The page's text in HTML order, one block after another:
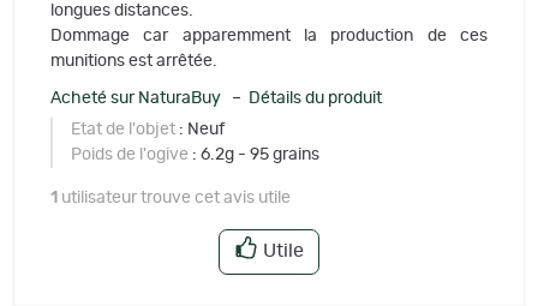
longues distances.
Dommage car apparemment la production de ces
munitions est arrêtée.
Acheté sur NaturaBuy – Détails du produit
Etat de l'objet : Neuf
Poids de l'ogive : 6.2g - 95 grains
1 utilisateur trouve cet avis utile
Utile